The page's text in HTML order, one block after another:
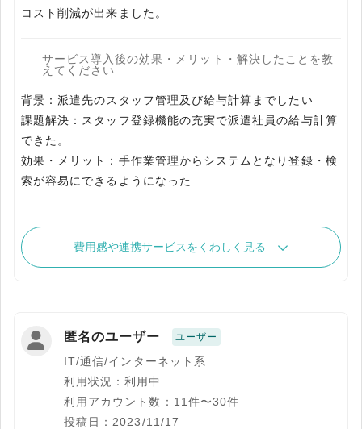
コスト削減が出来ました。
サービス導入後の効果・メリット・解決したことを教
えてください
背景：派遣先のスタッフ管理及び給与計算までしたい
課題解決：スタッフ登録機能の充実で派遣社員の給与計算
できた。
効果・メリット：手作業管理からシステムとなり登録・検
索が容易にできるようになった
費用感や連携サービスをくわしく見る
匿名のユーザー ユーザー
IT/通信/インターネット系
利用状況：利用中
利用アカウント数：11件〜30件
投稿日：2023/11/17